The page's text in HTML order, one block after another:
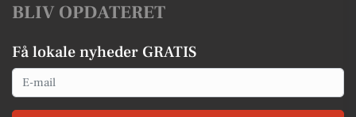
BLIV OPDATERET
Få lokale nyheder GRATIS
Email